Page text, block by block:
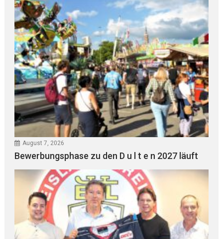
August 7, 2026
Bewerbungsphase zu den D u l t e n 2027 läuft